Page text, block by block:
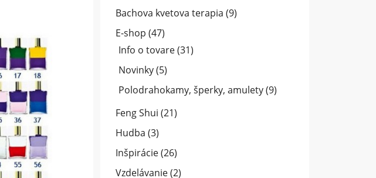
Bachova kvetova terapia (9)
E-shop (47)
Info o tovare(31)
Novinky(5)
Polodrahokamy, šperky, amulety(9)
Feng Shui (21)
Hudba (3)
Inšpirácie(26)
Vzdelávanie(2)